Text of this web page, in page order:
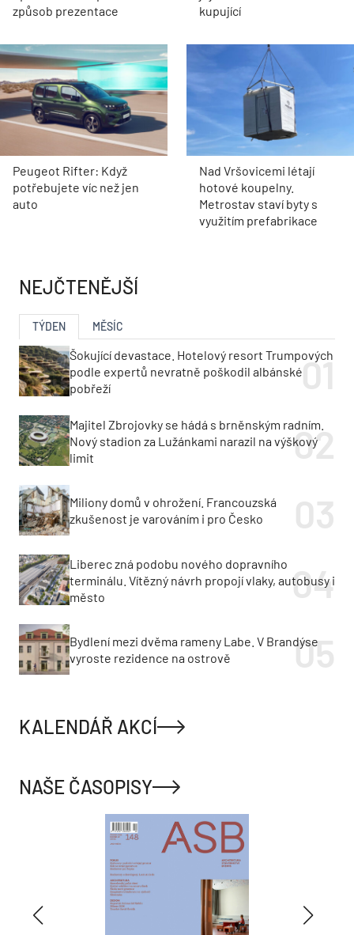
způsob prezentace
kupující
Peugeot Rifter: Když
potřebujete víc než jen
auto
Nad Vršovicemi létají
hotové koupelny.
Metrostav staví byty s
využitím prefabrikace
NEJČTENĚJŠÍ
TÝDEN MĚSÍC
Šokující devastace. Hotelový resort Trumpových
podle expertů nevratně poškodil albánské
pobřeží
Majitel Zbrojovky se hádá s brněnským radním.
Nový stadion za Lužánkami narazil na výškový
limit
Miliony domů v ohrožení. Francouzská
zkušenost je varováním i pro Česko
Liberec zná podobu nového dopravního
terminálu. Vítězný návrh propojí vlaky, autobusy i
město
Bydlení mezi dvěma rameny Labe. V Brandýse
vyroste rezidence na ostrově
KALENDÁŘ AKCÍ
NAŠE ČASOPISY